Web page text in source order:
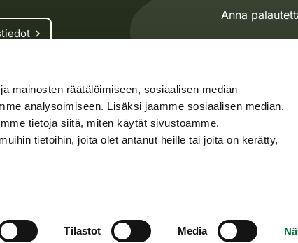
mainosten räätälöimiseen, sosiaalisen median
analysoimiseen. Lisäksi jaamme sosiaalisen median,
tietoja siitä, miten käytät sivustoamme.
tietoihin, joita olet antanut heille tai joita on kerätty,
Tilastot Media
asiat
Anna